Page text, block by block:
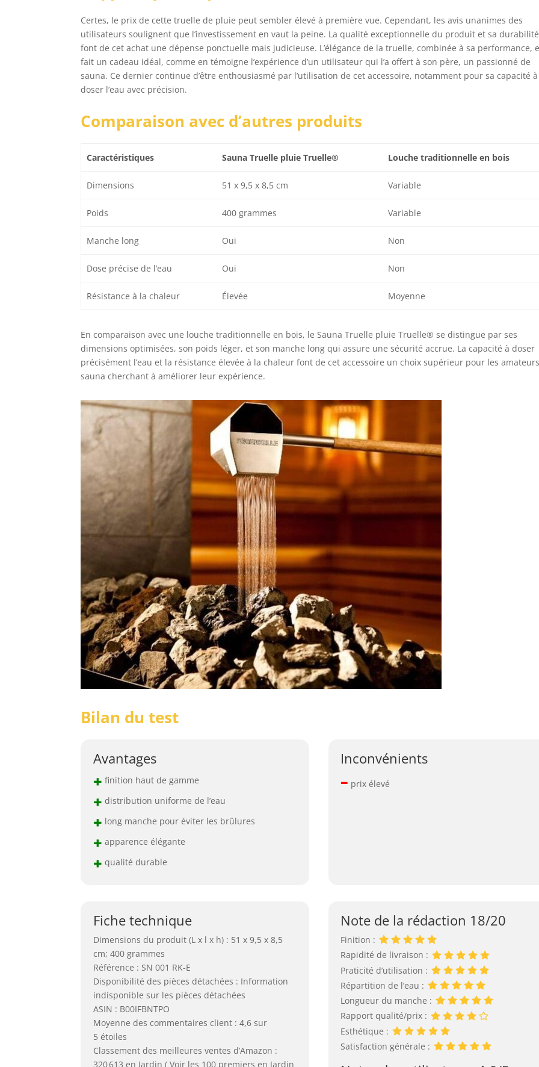
Certes, le prix de cette truelle de pluie peut sembler élevé à première vue. Cependant, les avis unanimes des
utilisateurs soulignent que l’investissement en vaut la peine. La qualité exceptionnelle du produit et sa durabilité
font de cet achat une dépense ponctuelle mais judicieuse. L’élégance de la truelle, combinée à sa performance,
fait un cadeau idéal, comme en témoigne l’expérience d’un utilisateur qui l’a offert à son père, un passionné de
sauna. Ce dernier continue d’être enthousiasmé par l’utilisation de cet accessoire, notamment pour sa capacité à
doser l’eau avec précision.
Comparaison avec d’autres produits
Caractéristiques Sauna Truelle pluie Truelle® Louche traditionnelle en bois
Dimensions 51 x 9,5 x 8,5 cm Variable
Poids 400 grammes Variable
Manche long Oui Non
Dose précise de l’eau Oui Non
Résistance à la chaleur Élevée Moyenne
En comparaison avec une louche traditionnelle en bois, le Sauna Truelle pluie Truelle® se distingue par ses
dimensions optimisées, son poids léger, et son manche long qui assure une sécurité accrue. La capacité à doser
précisément l’eau et la résistance élevée à la chaleur font de cet accessoire un choix supérieur pour les
sauna cherchant à améliorer leur expérience.
Bilan du test
Avantages
+ finition haut de gamme
+ distribution uniforme de l’eau
+ long manche pour éviter les brûlures
+ apparence élégante
+ qualité durable
Inconvénients
– prix élevé
Fiche technique
Dimensions du produit (L x l x h) : 51 x 9,5 x 8,5
cm; 400 grammes
Référence : SN 001 RK-E
Disponibilité des pièces détachées : Information
indisponible sur les pièces détachées
ASIN : B00IFBNTPO
Moyenne des commentaires client : 4,6 sur
5 étoiles
Classement des meilleures ventes d’Amazon :
320 613 en Jardin ( Voir les 100 premiers en Jardin
Note de la rédaction 18/20
Finition :
Rapidité de livraison :
Praticité d’utilisation :
Répartition de l’eau :
Longueur du manche :
Rapport qualité/prix :
Esthétique :
Satisfaction générale :